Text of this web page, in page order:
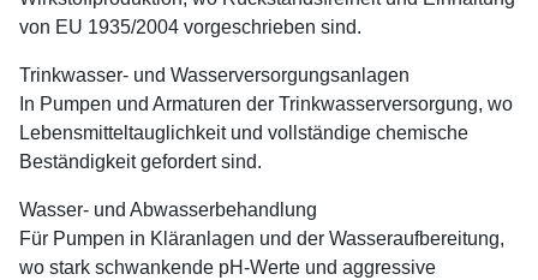
von EU 1935/2004 vorgeschrieben sind.
Trinkwasser- und Wasserversorgungsanlagen
In Pumpen und Armaturen der Trinkwasserversorgung, wo
Lebensmitteltauglichkeit und vollständige chemische
Beständigkeit gefordert sind.
Wasser- und Abwasserbehandlung
Für Pumpen in Kläranlagen und der Wasseraufbereitung,
wo stark schwankende pH-Werte und aggressive